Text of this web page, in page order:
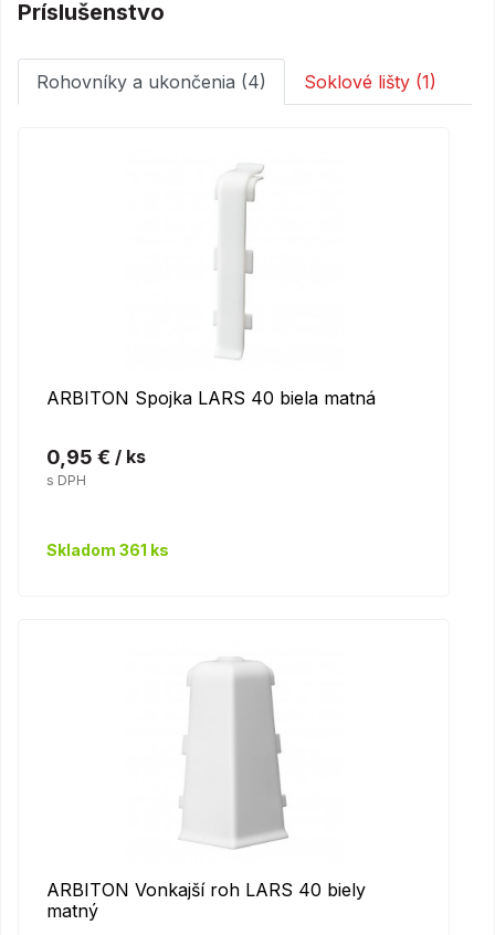
Príslušenstvo
Rohovníky a ukončenia (4) Soklové lišty (1)
ARBITON Spojka LARS 40 biela matná
0,95 € / ks
s DPH
Skladom 361 ks
ARBITON Vonkajší roh LARS 40 biely
matný